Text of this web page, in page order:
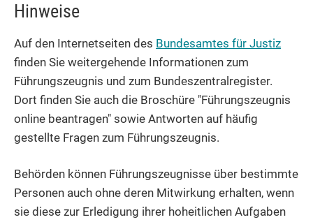
Hinweise
Auf den Internetseiten des Bundesamtes für Justiz
finden Sie weitergehende Informationen zum
Führungszeugnis und zum Bundeszentralregister.
Dort finden Sie auch die Broschüre "Führungszeugnis
online beantragen" sowie Antworten auf häufig
gestellte Fragen zum Führungszeugnis.
Behörden können Führungszeugnisse über bestimmte
Personen auch ohne deren Mitwirkung erhalten, wenn
sie diese zur Erledigung ihrer hoheitlichen Aufgaben